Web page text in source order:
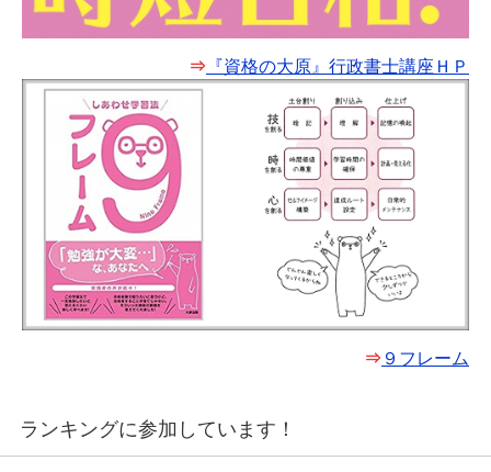
⇒ 『資格の大原』行政書士講座ＨＰ
⇒ ９フレーム
ランキングに参加しています！